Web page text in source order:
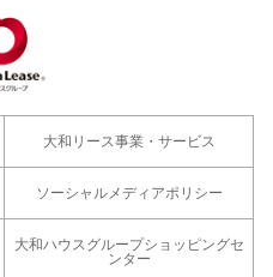
大和リース事業・サービス
ソーシャルメディアポリシー
大和ハウスグループショッピングセ
ンター